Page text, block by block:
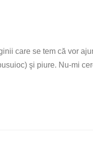
care se tem că vor
şi piure. Nu-mi